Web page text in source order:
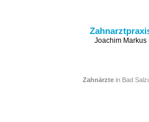
Joachim Markus
Zahnärztein Bad